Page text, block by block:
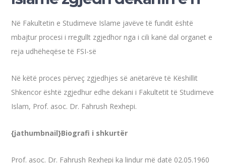
Në Fakultetin e Studimeve Islame javëve të fundit është
mbajtur procesi i rregullt zgjedhor nga i cili kanë dal organet e
reja udhëheqëse të FSI-së
Në këtë proces përveç zgjedhjes së anëtarëve të Këshillit
Shkencor është zgjedhur edhe dekani i Fakultetit të Studimeve
Islam, Prof. asoc. Dr. Fahrush Rexhepi.
{jathumbnail}Biografi i shkurtër
Prof. asoc. Dr. Fahrush Rexhepi ka lindur më datë 02.05.1960